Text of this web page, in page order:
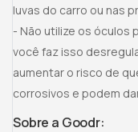
luvas do carro ou nas
- Não utilize os óculos
você faz isso
aumentar o risco de
corrosivos e podem
Sobre a Goodr: